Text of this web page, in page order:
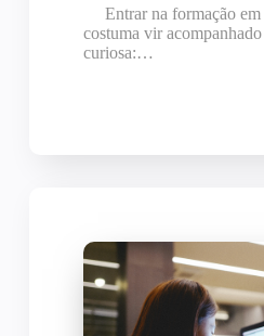
Entrar na formação em
costuma vir
curiosa:…